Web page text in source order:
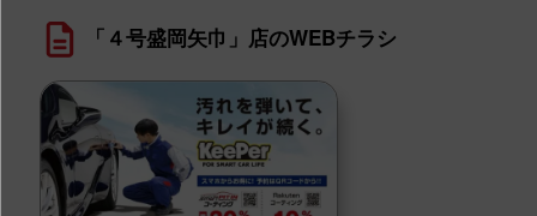
「４号盛岡矢巾」店のWEBチラシ